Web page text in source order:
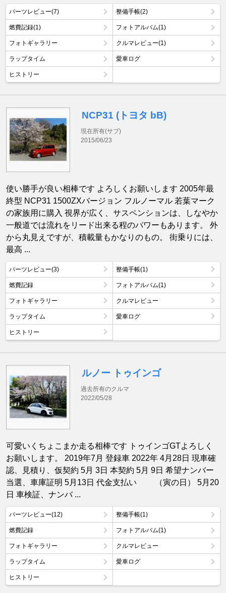
パーツレビュー(7) 整備手帳(2)
燃費記録(1) フォトアルバム(1)
フォトギャラリー クルマレビュー(1)
ラップタイム 愛車ログ
ヒストリー
NCP31 (トヨタ bB)
現在所有(サブ)
2015/06/23
使い勝手が良い相棒です よろしくお願いします 2005年最
終型 NCP31 1500ZXバージョン フルノーマル 若葉マーク
の家族用に購入 視界が広く、サスペンションは、しなやか
一般道では流れをリード出来る程のパワーもあります。 外
から丸見えですが、積載量もかなりのもの。 街乗りには、
最高 ...
パーツレビュー(3) 整備手帳(1)
燃費記録 フォトアルバム(1)
フォトギャラリー クルマレビュー
ラップタイム 愛車ログ
ヒストリー
ルノー トゥインゴ
過去所有のクルマ
2022/05/28
可愛いくちょこまか走る相棒です トゥインゴGTよろしく
お願いします。 2019年7月 登録車 2022年 4月28日 現車確
認、見積り、仮契約 5月 3日 本契約 5月 9日 希望ナンバー
当選、車庫証明 5月13日 代金支払い （寅の日） 5月20
日 車検証、ナンバ ...
パーツレビュー(12) 整備手帳(1)
燃費記録 フォトアルバム(1)
フォトギャラリー クルマレビュー
ラップタイム 愛車ログ
ヒストリー